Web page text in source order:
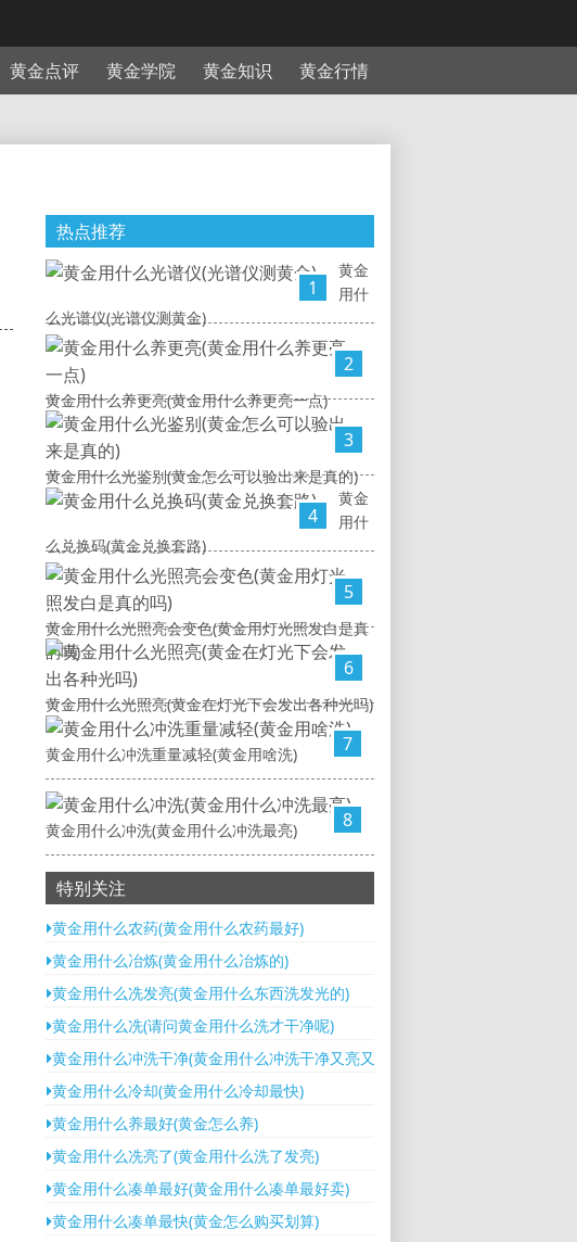
黄金点评 黄金学院 黄金知识 黄金行情
热点推荐
1
黄金
用什
么光谱仪(光谱仪测黄金)
2
黄金用什么养更亮(黄金用什么养更亮一点)
3
黄金用什么光鉴别(黄金怎么可以验出来是真的)
4
黄金
用什
么兑换码(黄金兑换套路)
5
黄金用什么光照亮会变色(黄金用灯光照发白是真
的吗)
6
黄金用什么光照亮(黄金在灯光下会发出各种光吗)
7
黄金用什么冲洗重量减轻(黄金用啥洗)
8
黄金用什么冲洗(黄金用什么冲洗最亮)
特别关注
黄金用什么农药(黄金用什么农药最好)
黄金用什么冶炼(黄金用什么冶炼的)
黄金用什么冼发亮(黄金用什么东西洗发光的)
黄金用什么冼(请问黄金用什么洗才干净呢)
黄金用什么冲洗干净(黄金用什么冲洗干净又亮又亮)
黄金用什么冷却(黄金用什么冷却最快)
黄金用什么养最好(黄金怎么养)
黄金用什么冼亮了(黄金用什么洗了发亮)
黄金用什么凑单最好(黄金用什么凑单最好卖)
黄金用什么凑单最快(黄金怎么购买划算)